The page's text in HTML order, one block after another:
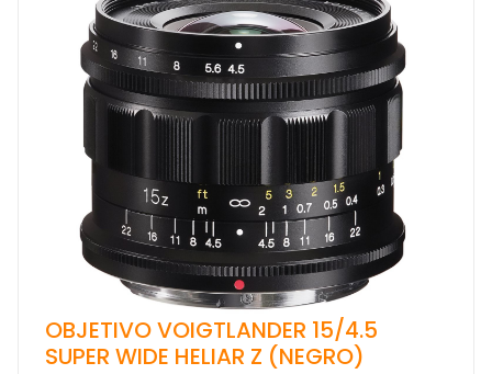
OBJETIVO VOIGTLANDER 15/4.5
SUPER WIDE HELIAR Z (NEGRO)